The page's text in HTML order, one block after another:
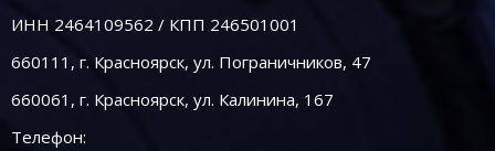
ИНН 2464109562 / КПП 246501001
660111, г. Красноярск, ул. Пограничников, 47
660061, г. Красноярск, ул. Калинина, 167
Телефон: